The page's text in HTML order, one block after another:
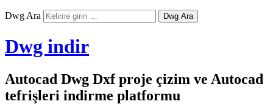
Dwg Ara
Dwg indir
Autocad Dwg Dxf proje çizim ve Autocad
tefrişleri indirme platformu